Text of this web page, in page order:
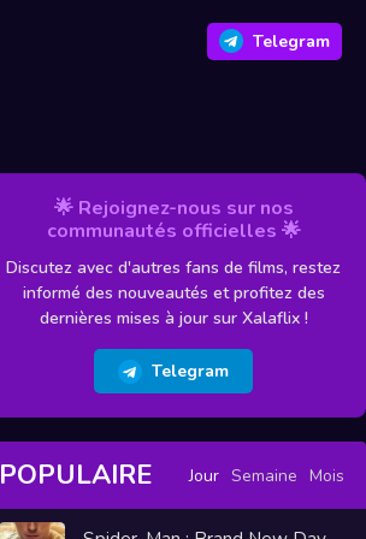
Telegram
🌟 Rejoignez-nous sur nos
communautés officielles 🌟
Discutez avec d'autres fans de films, restez
informé des nouveautés et profitez des
dernières mises à jour sur Xalaflix !
Telegram
POPULAIRE Jour Semaine Mois